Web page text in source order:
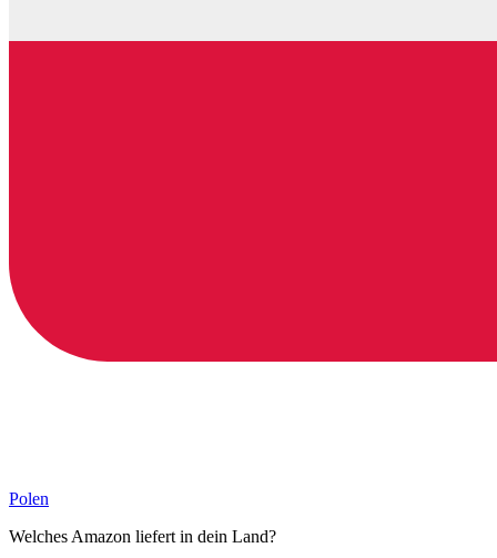
Polen
Welches Amazon liefert in dein Land?